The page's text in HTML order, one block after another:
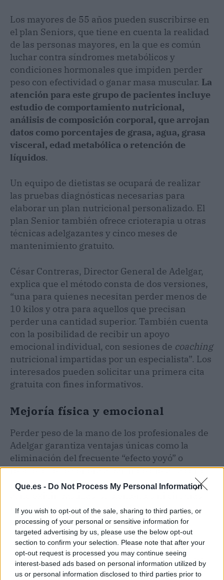
Que.es - Do Not Process My Personal Information
If you wish to opt-out of the sale, sharing to third parties, or
processing of your personal or sensitive information for
targeted advertising by us, please use the below opt-out
section to confirm your selection. Please note that after your
opt-out request is processed you may continue seeing
interest-based ads based on personal information utilized by
us or personal information disclosed to third parties prior to
Los mayores de 55 años pueden suscribirse en
el plan Seniors, que tiene en cuenta la realidad
de las personas mayores, en la que es común
luchar contra síndromes metabólicos y
condiciones hormonales que impiden perder
peso con efectividad o ganar masa muscular. La
atención para este grupo de pacientes incluye
estudio de comportamiento nutricional,
análisis de composición corporal, que arrojan
datos como porcentajes de grasa, agua, grasa
visceral, edad metabólica o retención de
líquidos.
Un equipo de dietistas se ocupará de realizar
las pruebas diagnósticas necesarias para
elaborar un plan nutricional personalizado. El
plan Senior también ofrece crioterapia u otras
técnicas adelgazantes y cinco meses de
mantenimiento gratuito.
César Contreras, Director General de Adelgar,
explica que el método consta de dos versiones,
“una para quienes necesitan perder menos de
10 kilos y otra para aquellos que precisan
perder una cantidad superior. También cuenta
con la posibilidad de recibir un apoyo
emocional individual, con sesiones de coaching
nutricional impartidas por un especialista”. Los
interesados pueden solicitar una primera cita
gratuita con fines informativos.
Mejoría física y emocional
Perder peso de la mano de los profesionales de
Adelgar garantiza ventajas únicas como la
eliminación del frecuente “efecto yoyó” o
rebote, que se genera a partir de dietas a corto
plazo y desequilibradas en nutrientes. Además,
resulta menos costoso y no tiente
contraindicaciones ni riesgos.
Las personas de edad avanzada, de ambos
sexos, le dirán adiós al sobrepeso y la flacidez,
cumpliendo pautas de reeducación nutricional